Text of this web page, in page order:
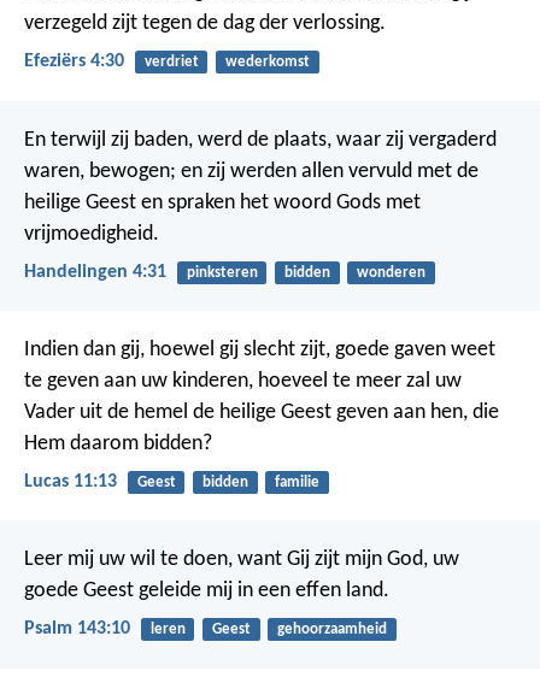
verzegeld zijt tegen de dag der verlossing.
Efeziërs 4:30 verdriet wederkomst
En terwijl zij baden, werd de plaats, waar zij vergaderd
waren, bewogen; en zij werden allen vervuld met de
heilige Geest en spraken het woord Gods met
vrijmoedigheid.
Handelingen 4:31 pinksteren bidden wonderen
Indien dan gij, hoewel gij slecht zijt, goede gaven weet
te geven aan uw kinderen, hoeveel te meer zal uw
Vader uit de hemel de heilige Geest geven aan hen, die
Hem daarom bidden?
Lucas 11:13 Geest bidden familie
Leer mij uw wil te doen, want Gij zijt mijn God, uw
goede Geest geleide mij in een effen land.
Psalm 143:10 leren Geest gehoorzaamheid